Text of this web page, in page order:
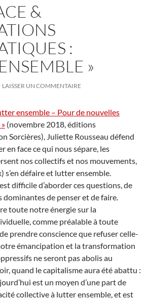
&
:
»
LAISSER UN COMMENTAIRE
ensemble – Pour de nouvelles
(novembre 2018, éditions
Sorcières), Juliette Rousseau défend
en face ce qui nous sépare, les
nos collectifs et nos mouvements,
défaire et lutter ensemble.
difficile d’aborder ces questions, de
de penser et de faire.
toute notre énergie sur la
comme préalable à toute
prendre conscience que refuser celle-
émancipation et la transformation
ne seront pas abolis au
quand le capitalisme aura été abattu :
est un moyen d’une part de
collective à lutter ensemble, et est